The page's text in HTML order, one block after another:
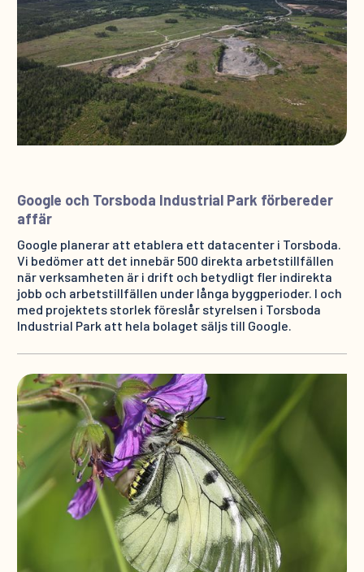
Google och Torsboda Industrial Park förbereder
affär
Google planerar att etablera ett datacenter i Torsboda.
Vi bedömer att det innebär 500 direkta arbetstillfällen
när verksamheten är i drift och betydligt fler indirekta
jobb och arbetstillfällen under långa byggperioder. I och
med projektets storlek föreslår styrelsen i Torsboda
Industrial Park att hela bolaget säljs till Google.